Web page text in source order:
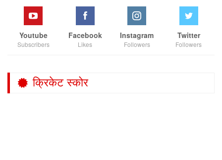
Youtube
Subscribers
Facebook
Likes
Instagram
Followers
Twitter
Followers
क्रिकेट स्कोर